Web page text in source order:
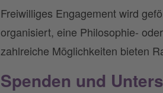
Freiwilliges Engagement wird
organisiert, eine Philosophie-
zahlreiche Möglichkeiten bieten
Spenden und